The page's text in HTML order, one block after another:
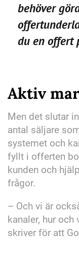
behöver
du en offert
Aktiv
Men det slutar
antal säljare
systemet och
fyllt i offerten
kunden och
frågor.
– Och vi är
kanaler, hur och
skriver för att